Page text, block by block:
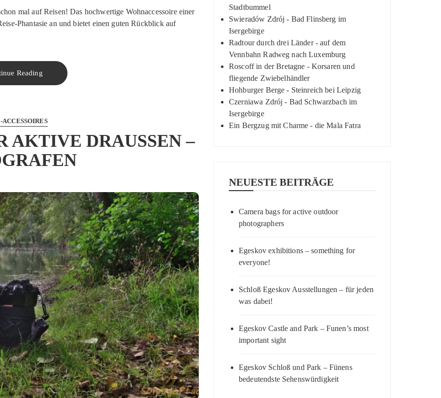
mal auf Reisen! Das hochwertige Wohnaccessoire einer
Phantasie an und bietet einen guten Rückblick auf
Reading
ACCESSOIRES
DRAUSSEN – F
Stadtbummel
Swieradów Zdrój - Bad Flinsberg im
Isergebirge
Radtour durch drei Länder - auf dem
Vennbahn Radweg nach Luxemburg
Roscoff in der Bretagne - Korsaren und
fliegende Zwiebelhändler
Hohburger Berge - Steinreich bei Leipzig
Czerniawa Zdrój - Bad Schwarzbach im
Isergebirge
Ein Bergzug mit Charme - die Mala Fatra
NEUESTE BEITRÄGE
Camera bags for active outdoor
photographers
Egeskov exhibitions – something for
everyone!
Schloß Egeskov Ausstellungen – für jeden
was dabei!
Egeskov Castle and Park – Funen’s most
important sight
Egeskov Schloß und Park – Fünens
bedeutendste Sehenswürdigkeit